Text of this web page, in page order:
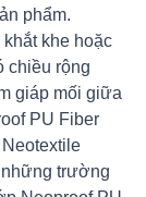
phẩm.
khe hoặc
chiều rộng
giáp mối giữa
PU Fiber
trường